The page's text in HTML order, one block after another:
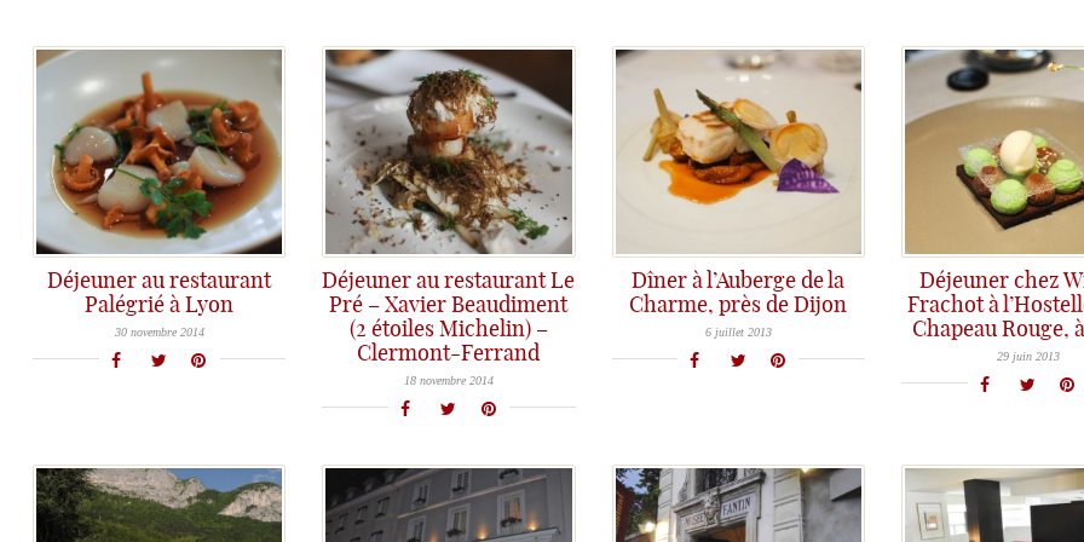
Déjeuner au restaurant
Palégrié à Lyon
Un excellent rapport qualité prix pour cette adresse au coeur de Lyon...
30 novembre 2014
Déjeuner au restaurant Le
Pré – Xavier Beaudiment
(2 étoiles Michelin) –
Clermont-Ferrand
L'Auvergne mérite le détour... et pas que pour ses volcans ;-)
18 novembre 2014
Dîner à l’Auberge de la
Charme, près de Dijon
Dernière étape gastronomique en Bourgogne: L'auberge de la Charme avec un excellent dîner chez Nicolas Isnard et David Le Comte
6 juillet 2013
Déjeuner chez
Frachot à
Chapeau Rouge,
L'Hostellerie du Chapeau Rouge à Dijon, 2 étoiles Michelin 2013 pour William Frachot
29 juin 2013